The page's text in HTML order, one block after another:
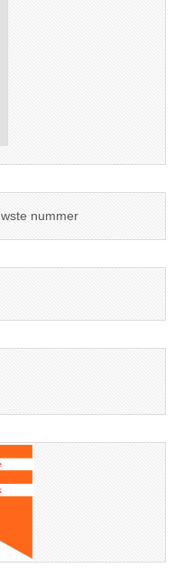
nummer